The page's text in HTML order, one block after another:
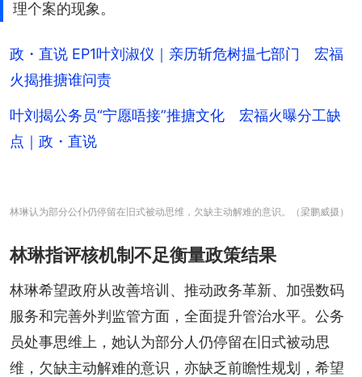
理个案的现象。
政・直说 EP1叶刘淑仪｜亲历斩危树揾七部门 宏福
火揭推搪谁问责
叶刘揭公务员“宁愿唔接”推搪文化 宏福火曝分工缺
点｜政・直说
林琳认为部分公仆仍停留在旧式被动思维，欠缺主动解难的意识。（梁鹏威摄）
林琳指评核机制不足衡量政策结果
林琳希望政府从改善培训、推动政务革新、加强数码
服务和完善外判监管方面，全面提升管治水平。公务
员处事思维上，她认为部分人仍停留在旧式被动思
维，欠缺主动解难的意识，亦缺乏前瞻性规划，希望